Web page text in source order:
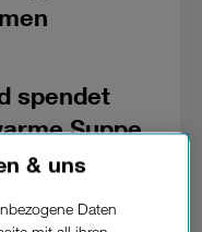
spendet
Suppe.
der
& uns
Daten